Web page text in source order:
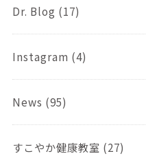
Dr. Blog (17)
Instagram (4)
News (95)
すこやか健康教室 (27)